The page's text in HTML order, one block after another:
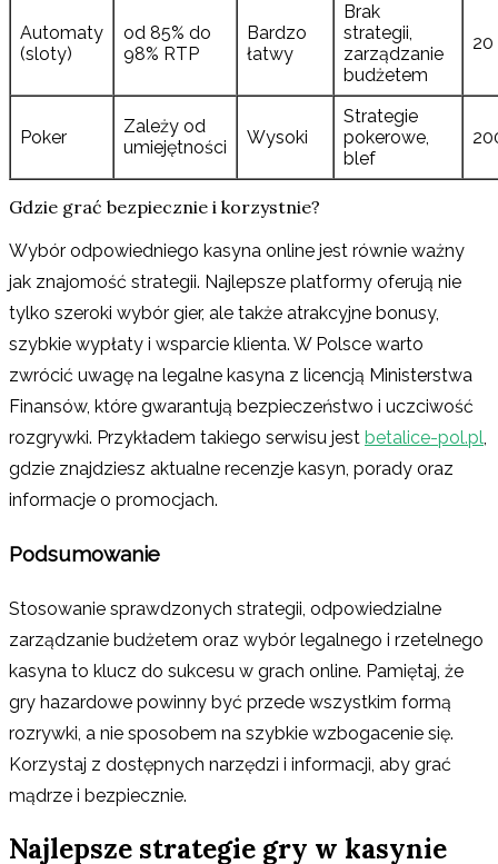
Automaty
(sloty)
od 85% do
98% RTP
Bardzo
łatwy
Brak
strategii,
zarządzanie
budżetem
20
Poker
Zależy od
umiejętności
Wysoki
Strategie
pokerowe,
blef
Gdzie grać bezpiecznie i korzystnie?
Wybór odpowiedniego kasyna online jest równie ważny
jak znajomość strategii. Najlepsze platformy oferują nie
tylko szeroki wybór gier, ale także atrakcyjne bonusy,
szybkie wypłaty i wsparcie klienta. W Polsce warto
zwrócić uwagę na legalne kasyna z licencją Ministerstwa
Finansów, które gwarantują bezpieczeństwo i uczciwość
rozgrywki. Przykładem takiego serwisu jest betalice-pol.pl
gdzie znajdziesz aktualne recenzje kasyn, porady oraz
informacje o promocjach.
Podsumowanie
Stosowanie sprawdzonych strategii, odpowiedzialne
zarządzanie budżetem oraz wybór legalnego i rzetelnego
kasyna to klucz do sukcesu w grach online. Pamiętaj, że
gry hazardowe powinny być przede wszystkim formą
rozrywki, a nie sposobem na szybkie wzbogacenie się.
Korzystaj z dostępnych narzędzi i informacji, aby grać
mądrze i bezpiecznie.
Najlepsze strategie gry w kasynie